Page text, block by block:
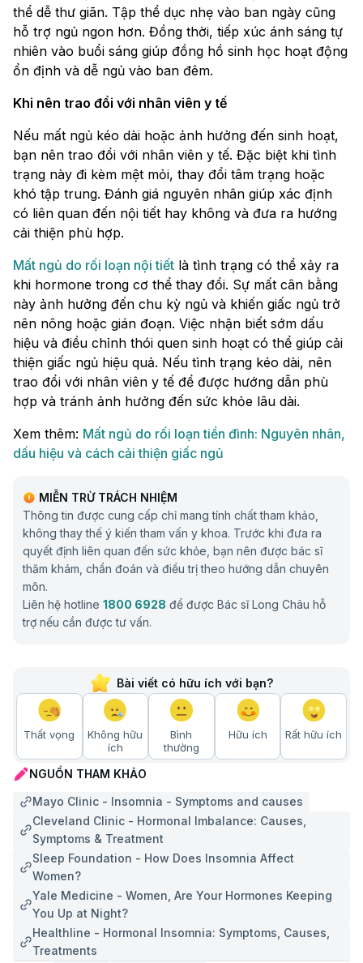
thể dễ thư giãn. Tập thể dục nhẹ vào ban ngày cũng
hỗ trợ ngủ ngon hơn. Đồng thời, tiếp xúc ánh sáng tự
nhiên vào buổi sáng giúp đồng hồ sinh học hoạt động
ổn định và dễ ngủ vào ban đêm.
Khi nên trao đổi với nhân viên y tế
Nếu mất ngủ kéo dài hoặc ảnh hưởng đến sinh hoạt,
bạn nên trao đổi với nhân viên y tế. Đặc biệt khi tình
trạng này đi kèm mệt mỏi, thay đổi tâm trạng hoặc
khó tập trung. Đánh giá nguyên nhân giúp xác định
có liên quan đến nội tiết hay không và đưa ra hướng
cải thiện phù hợp.
Mất ngủ do rối loạn nội tiết là tình trạng có thể xảy ra
khi hormone trong cơ thể thay đổi. Sự mất cân bằng
này ảnh hưởng đến chu kỳ ngủ và khiến giấc ngủ trở
nên nông hoặc gián đoạn. Việc nhận biết sớm dấu
hiệu và điều chỉnh thói quen sinh hoạt có thể giúp cải
thiện giấc ngủ hiệu quả. Nếu tình trạng kéo dài, nên
trao đổi với nhân viên y tế để được hướng dẫn phù
hợp và tránh ảnh hưởng đến sức khỏe lâu dài.
Xem thêm: Mất ngủ do rối loạn tiền đình: Nguyên nhân,
dấu hiệu và cách cải thiện giấc ngủ
MIỄN TRỪ TRÁCH NHIỆM
Thông tin được cung cấp chỉ mang tính chất tham khảo,
không thay thế ý kiến tham vấn y khoa. Trước khi đưa ra
quyết định liên quan đến sức khỏe, bạn nên được bác sĩ
thăm khám, chẩn đoán và điều trị theo hướng dẫn chuyên
môn.
Liên hệ hotline 1800 6928 để được Bác sĩ Long Châu hỗ
trợ nếu cần được tư vấn.
Bài viết có hữu ích với bạn?
Thất vọng
Không hữu
ích
Bình
thường
Hữu ích Rất hữu ích
NGUỒN THAM KHẢO
Mayo Clinic - Insomnia - Symptoms and causes
Cleveland Clinic - Hormonal Imbalance: Causes,
Symptoms & Treatment
Sleep Foundation - How Does Insomnia Affect
Women?
Yale Medicine - Women, Are Your Hormones Keeping
You Up at Night?
Healthline - Hormonal Insomnia: Symptoms, Causes,
Treatments